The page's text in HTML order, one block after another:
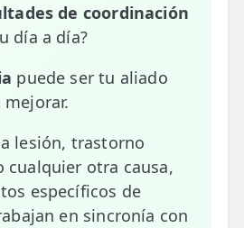
Fisioterapia
de coordinación
día a día?
puede ser tu aliado
lesión, trastorno
cualquier otra causa,
específicos de
en sincronía con